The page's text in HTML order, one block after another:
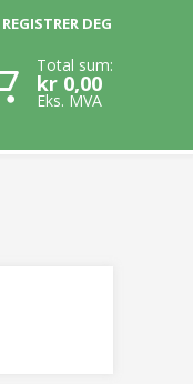
REGISTRER DEG
Total sum:
kr 0,00
Eks. MVA